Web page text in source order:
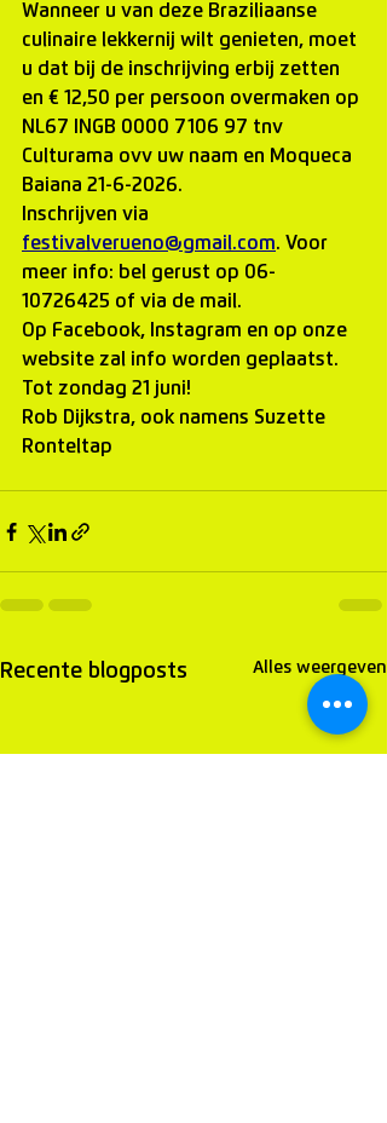
Wanneer u van deze Braziliaanse
culinaire lekkernij wilt genieten, moet
u dat bij de inschrijving erbij zetten
en € 12,50 per persoon overmaken op
NL67 INGB 0000 7106 97 tnv
Culturama ovv uw naam en Moqueca
Baiana 21-6-2026.
Inschrijven via
festivalverueno@gmail.com. Voor
meer info: bel gerust op 06-
10726425 of via de mail.
Op Facebook, Instagram en op onze
website zal info worden geplaatst.
Tot zondag 21 juni!
Rob Dijkstra, ook namens Suzette
Ronteltap
Recente blogposts Alles weergeven